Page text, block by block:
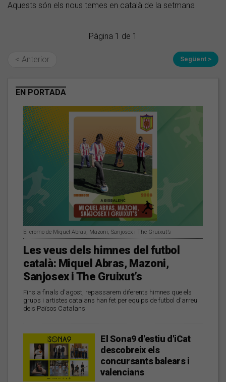
Aquests són els nous temes en català de la setmana
Pàgina 1 de 1
< Anterior Següent >
EN PORTADA
El cromo de Miquel Abras, Mazoni, Sanjosex i The Gruixut’s
Les veus dels himnes del futbol
català: Miquel Abras, Mazoni,
Sanjosex i The Gruixut’s
Fins a finals d'agost, repassarem diferents himnes que els
grups i artistes catalans han fet per equips de futbol d'arreu
dels Països Catalans
El Sona9 d'estiu d'iCat
descobreix els
concursants balears i
valencians